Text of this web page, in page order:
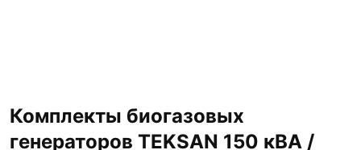
Комплекты биогазовых
генераторов TEKSAN 150 кВА /